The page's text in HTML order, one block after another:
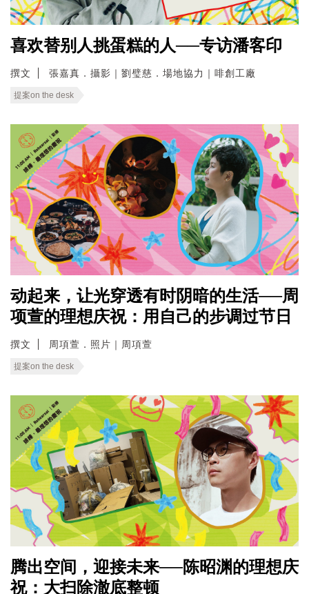
喜欢替别人挑蛋糕的人──专访潘客印
撰文 張嘉真．攝影｜劉璧慈．場地協力｜啡創工廠
提案on the desk
动起来，让光穿透有时阴暗的生活──周
项萱的理想庆祝：用自己的步调过节日
撰文 周項萱．照片｜周項萱
提案on the desk
腾出空间，迎接未来──陈昭渊的理想庆
祝：大扫除澈底整顿